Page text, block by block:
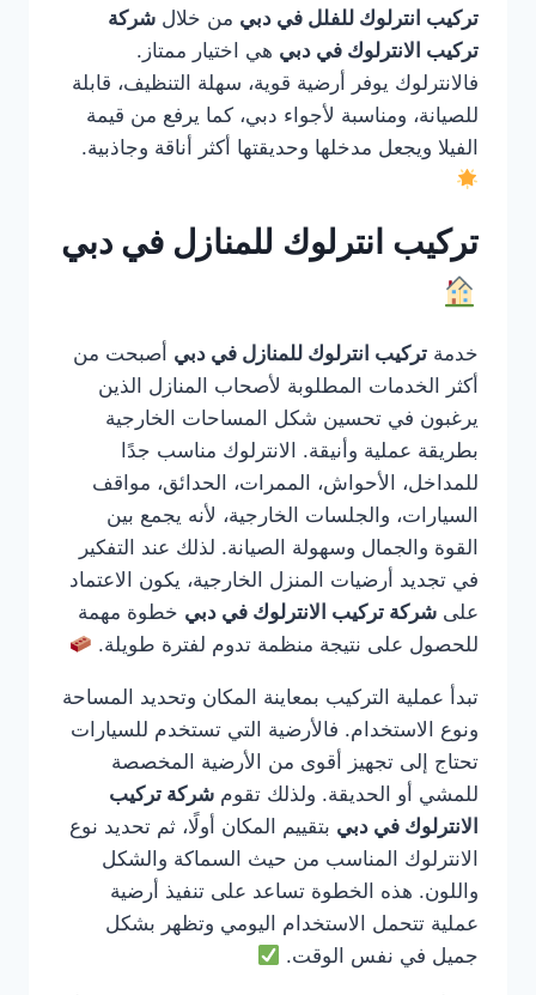
تركيب انترلوك للفلل في دبي من خلال شركة
تركيب الانترلوك في دبي هي اختيار ممتاز.
فالانترلوك يوفر أرضية قوية، سهلة التنظيف، قابلة
للصيانة، ومناسبة لأجواء دبي، كما يرفع من قيمة
الفيلا ويجعل مدخلها وحديقتها أكثر أناقة وجاذبية.
تركيب انترلوك للمنازل في دبي
خدمة تركيب انترلوك للمنازل في دبي أصبحت من
أكثر الخدمات المطلوبة لأصحاب المنازل الذين
يرغبون في تحسين شكل المساحات الخارجية
بطريقة عملية وأنيقة. الانترلوك مناسب جدًا
للمداخل، الأحواش، الممرات، الحدائق، مواقف
السيارات، والجلسات الخارجية، لأنه يجمع بين
القوة والجمال وسهولة الصيانة. لذلك عند التفكير
في تجديد أرضيات المنزل الخارجية، يكون الاعتماد
على شركة تركيب الانترلوك في دبي خطوة مهمة
للحصول على نتيجة منظمة تدوم لفترة طويلة.
تبدأ عملية التركيب بمعاينة المكان وتحديد المساحة
ونوع الاستخدام. فالأرضية التي تستخدم للسيارات
تحتاج إلى تجهيز أقوى من الأرضية المخصصة
للمشي أو الحديقة. ولذلك تقوم شركة تركيب
الانترلوك في دبي بتقييم المكان أولًا، ثم تحديد نوع
الانترلوك المناسب من حيث السماكة والشكل
واللون. هذه الخطوة تساعد على تنفيذ أرضية
عملية تتحمل الاستخدام اليومي وتظهر بشكل
جميل في نفس الوقت.